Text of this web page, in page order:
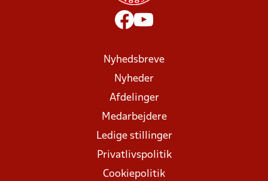
Nyhedsbreve
Nyheder
Afdelinger
Medarbejdere
Ledige stillinger
Privatlivspolitik
Cookiepolitik